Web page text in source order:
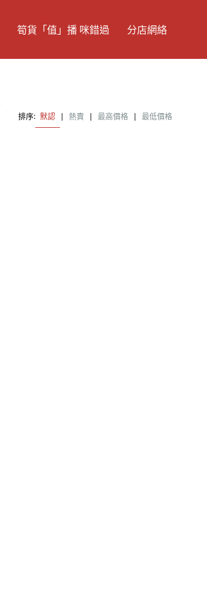
筍貨「值」播 咪錯過 分店網絡
排序: 默認 | 熱賣 | 最高價格 | 最低價格